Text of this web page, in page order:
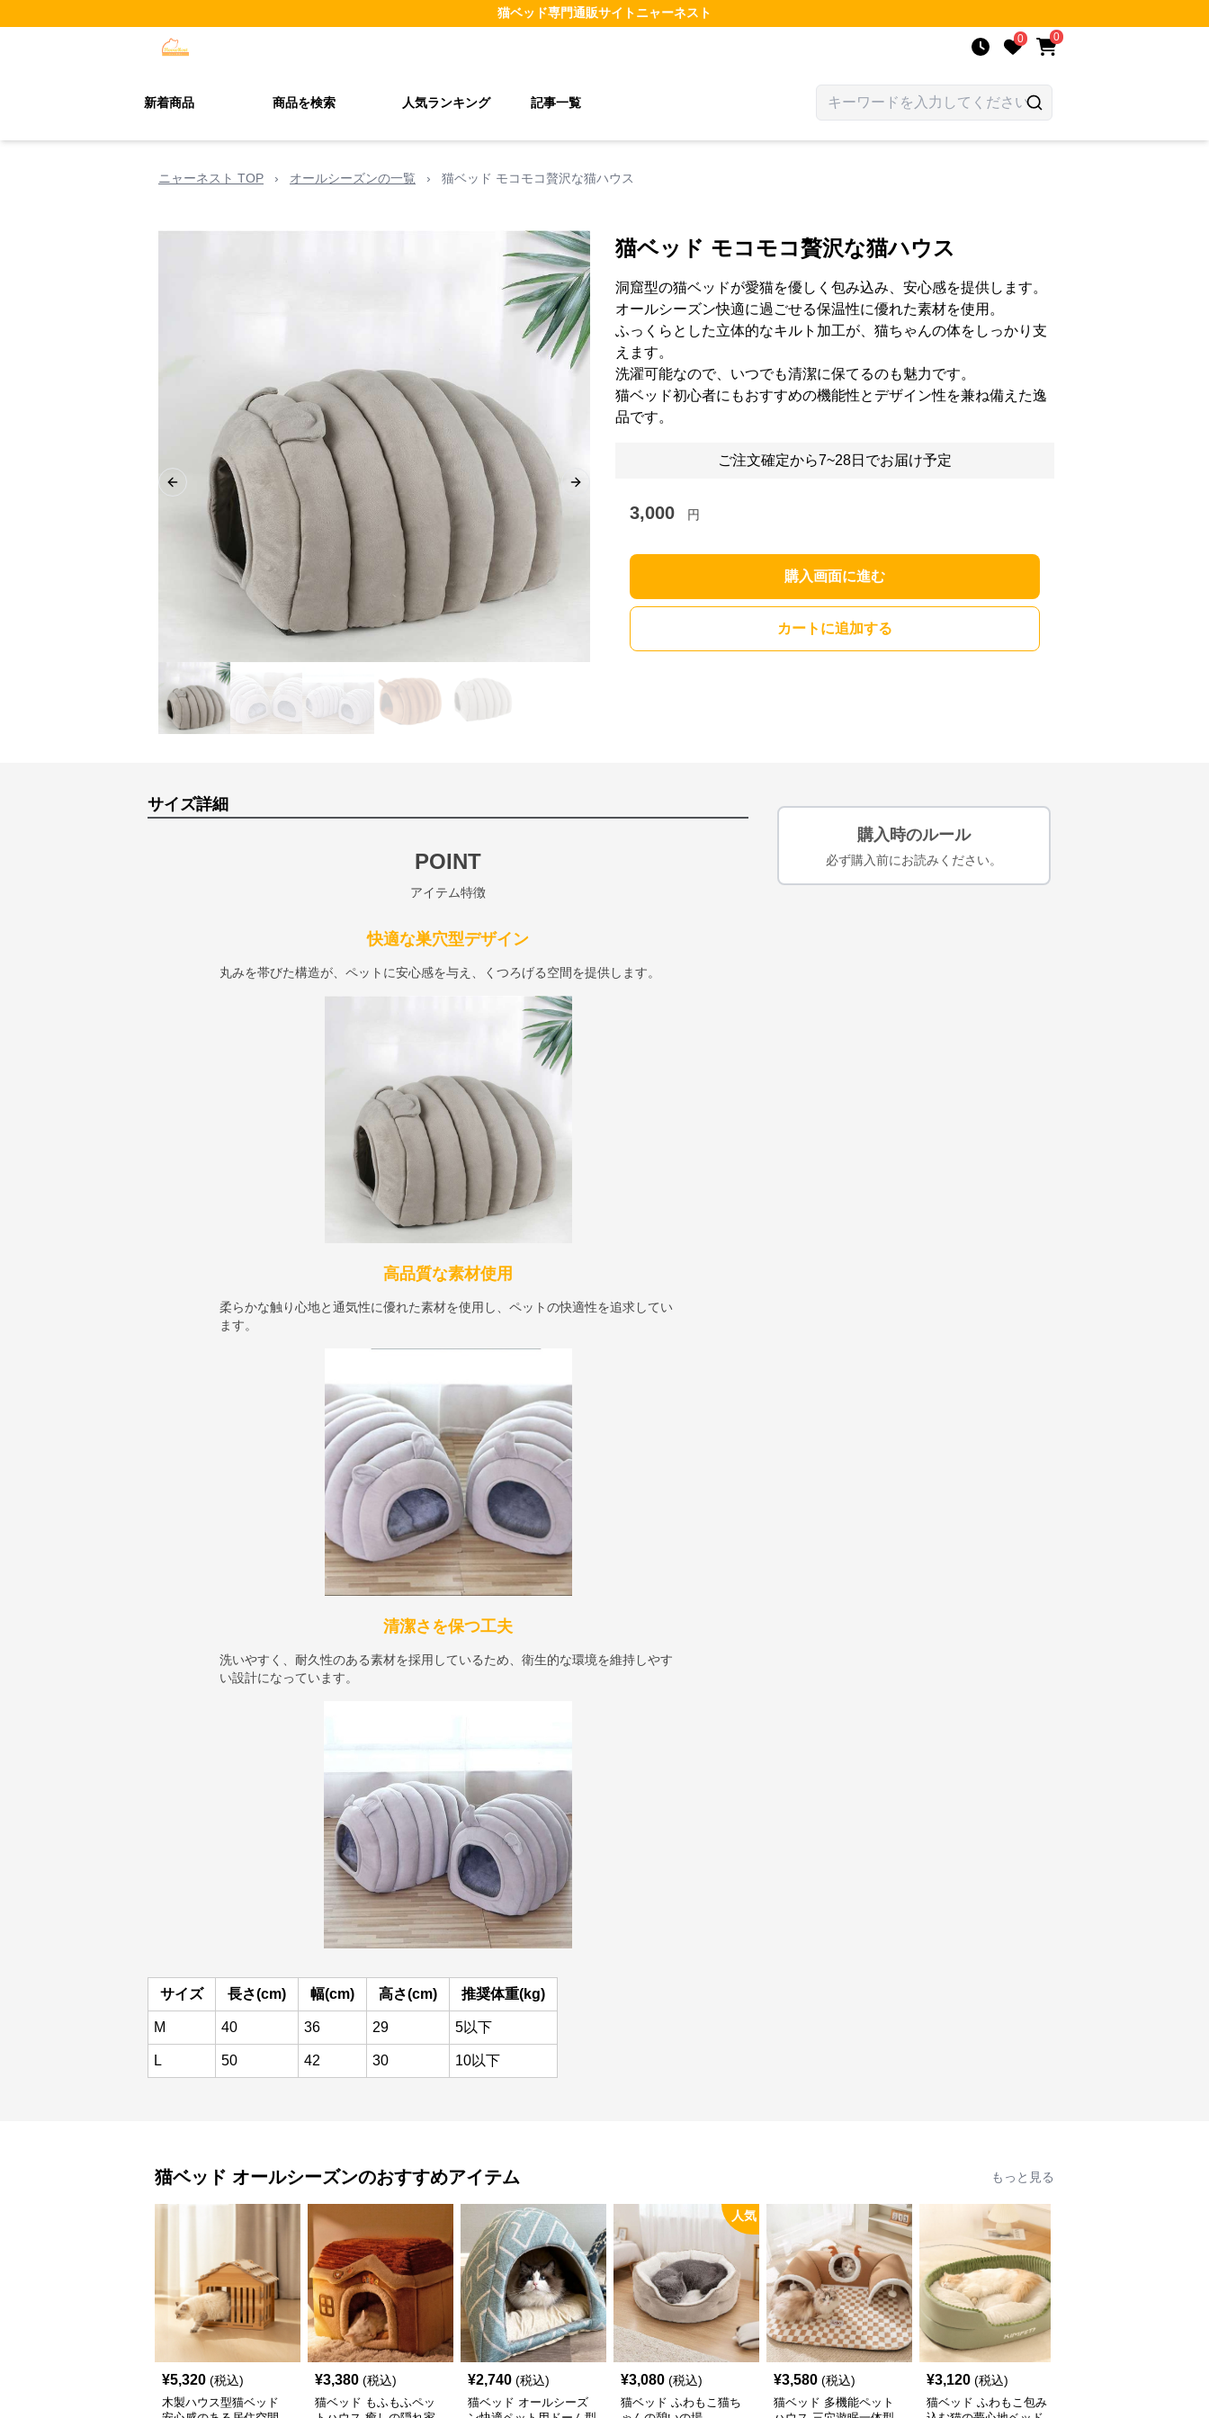
猫ベッド専門通販サイトニャーネスト
0 0
新着商品 商品を検索 人気ランキング 記事一覧
ニャーネスト TOP › オールシーズンの一覧 › 猫ベッド モコモコ贅沢な猫ハウス
Previous slide Next slide
猫ベッド モコモコ贅沢な猫ハウス
洞窟型の猫ベッドが愛猫を優しく包み込み、安心感を提供します。
オールシーズン快適に過ごせる保温性に優れた素材を使用。
ふっくらとした立体的なキルト加工が、猫ちゃんの体をしっかり支
えます。
洗濯可能なので、いつでも清潔に保てるのも魅力です。
猫ベッド初心者にもおすすめの機能性とデザイン性を兼ね備えた逸
品です。
ご注文確定から7~28日でお届け予定
3,000 円
購入画面に進む
カートに追加する
サイズ詳細
POINT
アイテム特徴
快適な巣穴型デザイン
丸みを帯びた構造が、ペットに安心感を与え、くつろげる空間を提供します。
高品質な素材使用
柔らかな触り心地と通気性に優れた素材を使用し、ペットの快適性を追求してい
ます。
清潔さを保つ工夫
洗いやすく、耐久性のある素材を採用しているため、衛生的な環境を維持しやす
い設計になっています。
サイズ 長さ(cm) 幅(cm) 高さ(cm) 推奨体重(kg)
M 40 36 29 5以下
L 50 42 30 10以下
購入時のルール
必ず購入前にお読みください。
猫ベッド オールシーズンのおすすめアイテム もっと見る
¥5,320 (税込)
木製ハウス型猫ベッド
¥3,380 (税込)
猫ベッド もふもふペッ
¥2,740 (税込)
猫ベッド オールシーズ
人気
¥3,080 (税込)
猫ベッド ふわもこ猫ち
¥3,580 (税込)
猫ベッド 多機能ペット
¥3,120 (税込)
猫ベッド ふわもこ包み